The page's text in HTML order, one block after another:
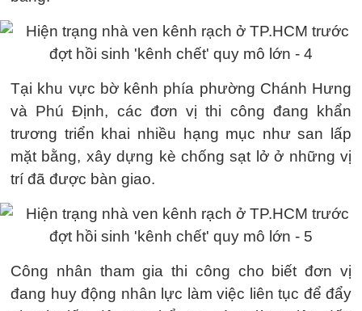
Tại khu vực bờ kênh phía phường Chánh Hưng
và Phú Định, các đơn vị thi công đang khẩn
trương triển khai nhiều hạng mục như san lấp
mặt bằng, xây dựng kè chống sạt lở ở những vị
trí đã được bàn giao.
Công nhân tham gia thi công cho biết đơn vị
đang huy động nhân lực làm việc liên tục để đẩy